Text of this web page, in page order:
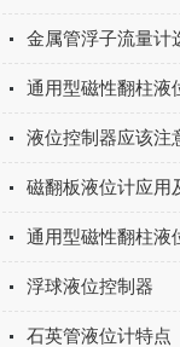
金属管浮子流量计
通用型磁性翻柱液
液位控制器应该注
磁翻板液位计应用
通用型磁性翻柱液
浮球液位控制器
石英管液位计特点